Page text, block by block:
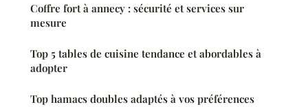
Coffre fort à annecy : sécurité et services sur
mesure
Top 5 tables de cuisine tendance et abordables à
adopter
Top hamacs doubles adaptés à vos préférences